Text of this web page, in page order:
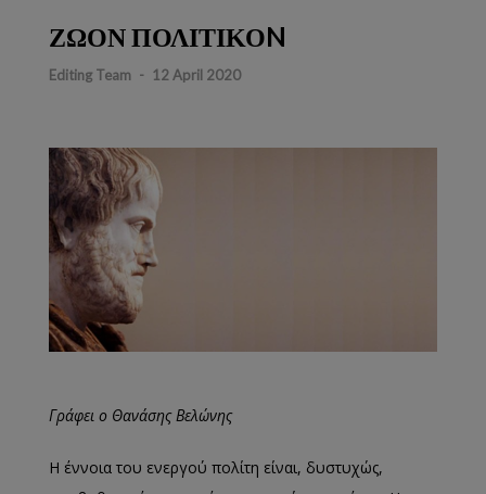
ΖΩΟΝ ΠΟΛΙΤΙΚΟN
Editing Team - 12 April 2020
Γράφει ο Θανάσης Βελώνης
Η έννοια του ενεργού πολίτη είναι, δυστυχώς,